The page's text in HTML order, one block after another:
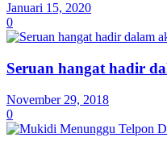
Januari 15, 2020
0
Seruan hangat hadir
November 29, 2018
0